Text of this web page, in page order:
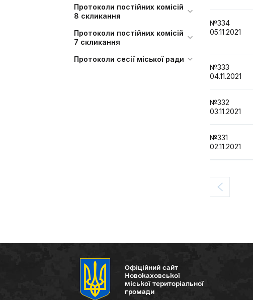
Протоколи постійних комісій
8 скликання
Протоколи постійних комісій
7 скликання
Протоколи сесії міської ради
№334
05.11.2021
№333
04.11.2021
№332
03.11.2021
№331
02.11.2021
Офіційний сайт
Новокаховської
міської територіальної
громади